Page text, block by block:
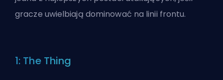
gracze uwielbiają dominować na linii frontu.
1: The Thing